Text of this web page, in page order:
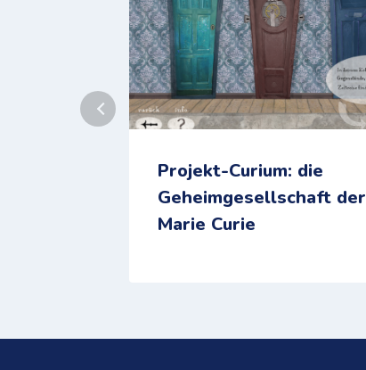
Projekt-Curium: die
Geheimgesellschaft der
Marie Curie